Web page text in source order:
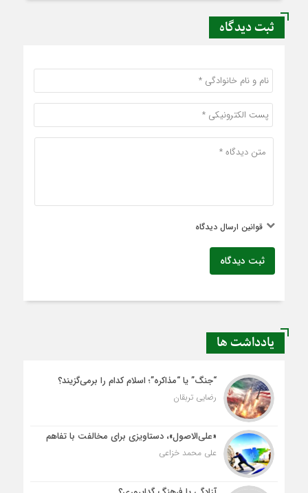
ثبت دیدگاه
قوانین ارسال دیدگاه
ثبت دیدگاه
یادداشت ها
“جنگ” یا “مذاکره”؛ اسلام کدام را برمی‌گزیند؟
رضایی تربقان
«علی‌الاصول»، دستاویزی برای مخالفت با تفاهم
علی محمد خزاعی